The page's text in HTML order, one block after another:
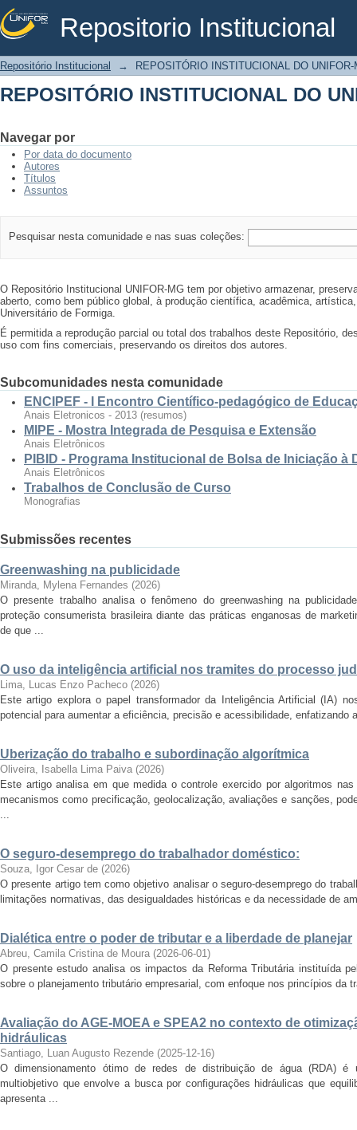
Repositorio Institucional
REPOSITÓRIO INSTITUCIONAL DO
Repositório Institucional → REPOSITÓRIO INSTITUCIONAL DO UNIFOR-
REPOSITÓRIO INSTITUCIONAL DO
Navegar por
Por data do documento
Autores
Títulos
Assuntos
Pesquisar nesta comunidade e nas suas coleções:
O Repositório Institucional UNIFOR-MG tem por objetivo armazenar,
aberto, como bem público global, à produção científica, acadêmica,
Universitário de Formiga.
É permitida a reprodução parcial ou total dos trabalhos deste Repositório,
uso com fins comerciais, preservando os direitos dos autores.
Subcomunidades nesta comunidade
ENCIPEF - I Encontro Científico-pedagógico de
Anais Eletronicos - 2013 (resumos)
MIPE - Mostra Integrada de Pesquisa e Extensão
Anais Eletrônicos
PIBID - Programa Institucional de Bolsa de Iniciação à
Anais Eletrônicos
Trabalhos de Conclusão de Curso
Monografias
Submissões recentes
Greenwashing na publicidade
Miranda, Mylena Fernandes (2026)
O presente trabalho analisa o fenômeno do greenwashing na
proteção consumerista brasileira diante das práticas enganosas de
de que ...
O uso da inteligência artificial nos tramites do processo
Lima, Lucas Enzo Pacheco (2026)
Este artigo explora o papel transformador da Inteligência Artificial (IA)
potencial para aumentar a eficiência, precisão e acessibilidade, enfatizando
Uberização do trabalho e subordinação algorítmica
Oliveira, Isabella Lima Paiva (2026)
Este artigo analisa em que medida o controle exercido por algoritmos
mecanismos como precificação, geolocalização, avaliações e sanções,
...
O seguro-desemprego do trabalhador doméstico:
Souza, Igor Cesar de (2026)
O presente artigo tem como objetivo analisar o seguro-desemprego do
limitações normativas, das desigualdades históricas e da necessidade de
Dialética entre o poder de tributar e a liberdade de planejar
Abreu, Camila Cristina de Moura (2026-06-01)
O presente estudo analisa os impactos da Reforma Tributária instituída
sobre o planejamento tributário empresarial, com enfoque nos princípios da
Avaliação do AGE-MOEA e SPEA2 no contexto de
hidráulicas
Santiago, Luan Augusto Rezende (2025-12-16)
O dimensionamento ótimo de redes de distribuição de água (RDA) é
multiobjetivo que envolve a busca por configurações hidráulicas que
apresenta ...